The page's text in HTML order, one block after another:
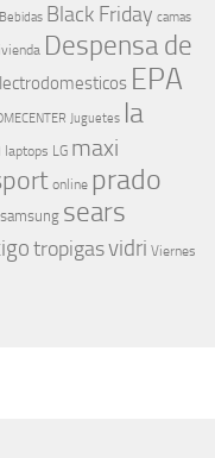
Bebidas Black Friday camas
Despensa de
EPA
Juguetes la
laptops LG maxi
online prado
samsung sears
tropigasvidri Viernes